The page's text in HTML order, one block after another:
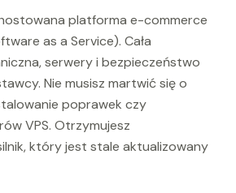
platforma e-commerce
as a Service). Cała
serwery i bezpieczeństwo
Nie musisz martwić się o
poprawek czy
VPS. Otrzymujesz
który jest stale aktualizowany